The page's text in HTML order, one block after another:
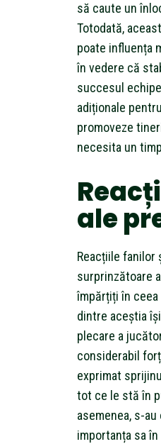
să caute un
Totodată,
poate influența
în vedere că
succesul
adiționale
promoveze
necesita un
ale
Reacțiile fanilor
surprinzătoare
împărțiți în
dintre aceștia
plecare a
considerabil
exprimat
tot ce le stă în
asemenea, s-
importanța sa